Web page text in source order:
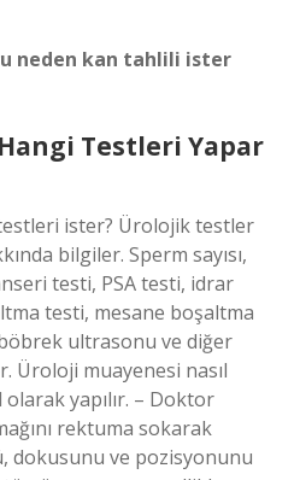
neden kan tahlili ister
Testleri Yapar
ister? Ürolojik testler
bilgiler. Sperm sayısı,
testi, PSA testi, idrar
testi, mesane boşaltma
ultrasonu ve diğer
Üroloji muayenesi nasıl
yapılır. – Doktor
rektuma sokarak
dokusunu ve pozisyonunu